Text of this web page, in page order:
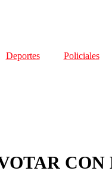
Deportes Policiales